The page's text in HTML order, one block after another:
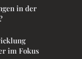
in der
im Fokus